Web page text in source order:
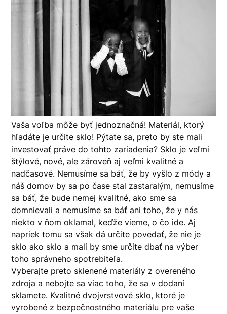
Vaša voľba môže byť jednoznačná! Materiál, ktorý
hľadáte je určite sklo! Pýtate sa, preto by ste mali
investovať práve do tohto zariadenia? Sklo je veľmi
štýlové, nové, ale zároveň aj veľmi kvalitné a
nadčasové. Nemusíme sa báť, že by vyšlo z módy a
náš domov by sa po čase stal zastaralým, nemusíme
sa báť, že bude nemej kvalitné, ako sme sa
domnievali a nemusíme sa báť ani toho, že y nás
niekto v ňom oklamal, keďže vieme, o čo ide. Aj
napriek tomu sa však dá určite povedať, že nie je
sklo ako sklo a mali by sme určite dbať na výber
toho správneho spotrebiteľa.
Vyberajte preto sklenené materiály z overeného
zdroja a nebojte sa viac toho, že sa v dodaní
sklamete. Kvalitné dvojvrstvové sklo, ktoré je
vyrobené z bezpečnostného materiálu pre vaše